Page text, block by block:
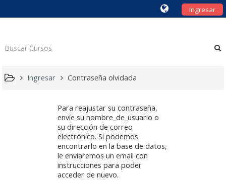
Ingresar
Ingresar Contraseña olvidada
Para reajustar su contraseña,
envíe su nombre_de_usuario o
su dirección de correo
electrónico. Si podemos
encontrarlo en la base de datos,
le enviaremos un email con
instrucciones para poder
acceder de nuevo.